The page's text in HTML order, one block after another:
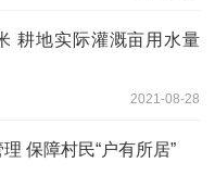
耕地实际灌溉亩用水量
2021-08-28
保障村民“户有所居”